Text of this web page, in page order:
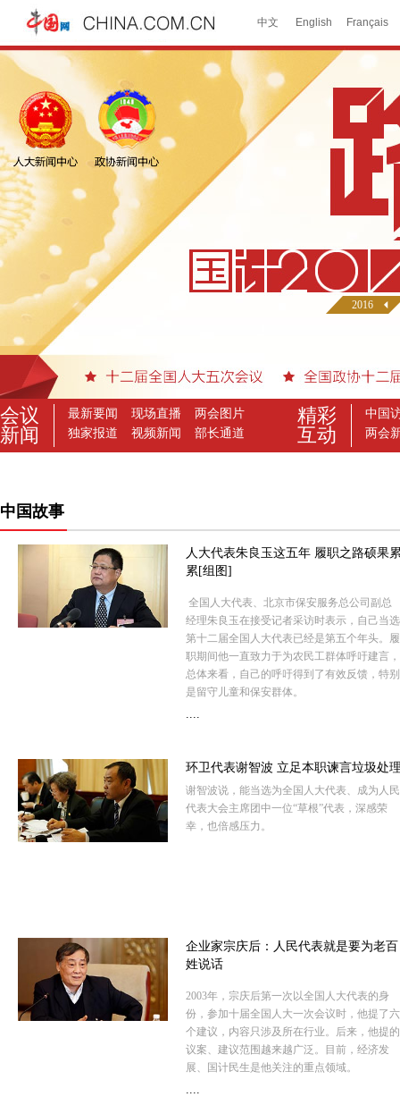
中国故事
人大代表朱良玉这五年 履职之路硕果
累[组图]
全国人大代表、北京市保安服务总公司副总
经理朱良玉在接受记者采访时表示，自己当选
第十二届全国人大代表已经是第五个年头。履
职期间他一直致力于为农民工群体呼吁建言，
总体来看，自己的呼吁得到了有效反馈，特别
是留守儿童和保安群体。
....
环卫代表谢智波 立足本职谏言垃圾处
谢智波说，能当选为全国人大代表、成为人民
代表大会主席团中一位“草根”代表，深感荣
幸，也倍感压力。
企业家宗庆后：人民代表就是要为老百
姓说话
2003年，宗庆后第一次以全国人大代表的身
份，参加十届全国人大一次会议时，他提了六
个建议，内容只涉及所在行业。后来，他提的
议案、建议范围越来越广泛。目前，经济发
展、国计民生是他关注的重点领域。
....